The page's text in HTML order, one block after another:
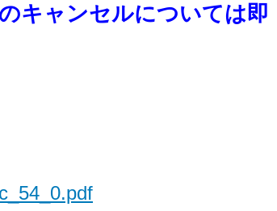
キャンセルについては即